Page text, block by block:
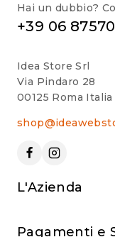
Hai un dubbio?
+39 06
Idea Store Srl
Via Pindaro 28
00125 Roma Italia
L'Azienda
Pagamenti e